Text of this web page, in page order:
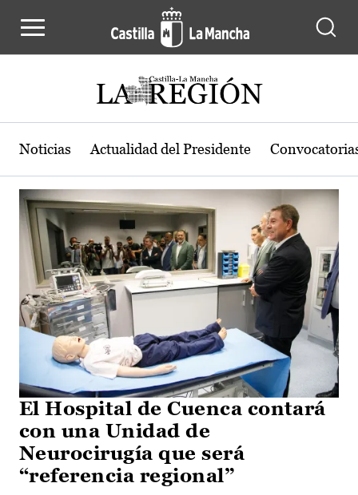
Actualidad de la región de Castilla-
Noticias Actualidad del Presidente
El Hospital de Cuenca contará
con una Unidad de
Neurocirugía que será
“referencia regional”